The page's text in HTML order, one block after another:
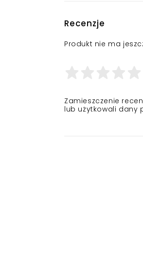
Recenzje
Produkt nie ma
Zamieszczenie
lub użytkowali dany